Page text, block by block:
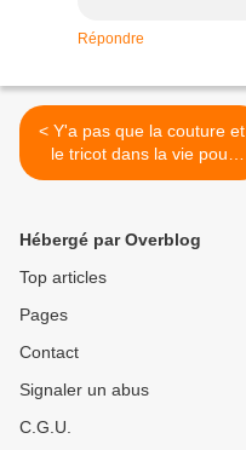
Répondre
< Y'a pas que la couture et
le tricot dans la vie pour
faire plaisir ...
Hébergé par Overblog
Top articles
Pages
Contact
Signaler un abus
C.G.U.